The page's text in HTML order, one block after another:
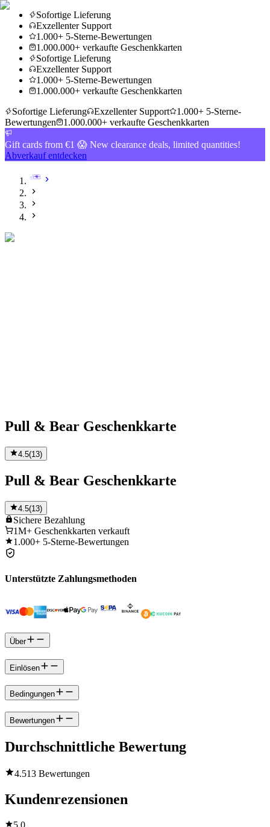
Sofortige Lieferung
Exzellenter Support
1.000+ 5-Sterne-Bewertungen
1.000.000+ verkaufte Geschenkkarten
Sofortige Lieferung
Exzellenter Support
1.000+ 5-Sterne-Bewertungen
1.000.000+ verkaufte Geschenkkarten
Sofortige Lieferung
Exzellenter Support
1.000+ 5-Sterne-
Bewertungen
1.000.000+ verkaufte Geschenkkarten
Gift cards from €1 😱 New clearance deals, limited quantities!
Abverkauf entdecken
Pull & Bear Geschenkkarte
4.5(13)
Pull & Bear Geschenkkarte
4.5(13)
Sichere Bezahlung
1M+ Geschenkkarten verkauft
1.000+ 5-Sterne-Bewertungen
Unterstützte Zahlungsmethoden
Über
Einlösen
Bedingungen
Bewertungen
Durchschnittliche Bewertung
4.513 Bewertungen
Kundenrezensionen
5.0